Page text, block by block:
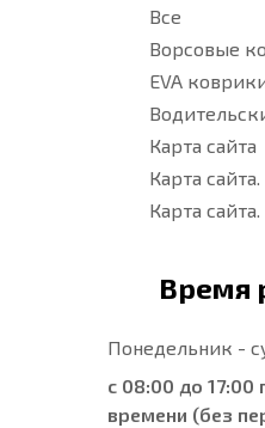
Все
Ворсовые
EVA
Карта сайта
Карта
Карта сайта.
Время
Понедельник -
с 08:00 до
времени (без